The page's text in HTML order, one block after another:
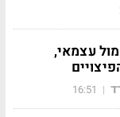
עצמאי,
|
16:51